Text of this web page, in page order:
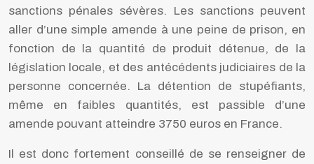
sanctions pénales sévères. Les sanctions peuvent
aller d’une simple amende à une peine de prison, en
fonction de la quantité de produit détenue, de la
législation locale, et des antécédents judiciaires de la
personne concernée. La détention de stupéfiants,
même en faibles quantités, est passible d’une
amende pouvant atteindre 3750 euros en France.
Il est donc fortement conseillé de se renseigner de